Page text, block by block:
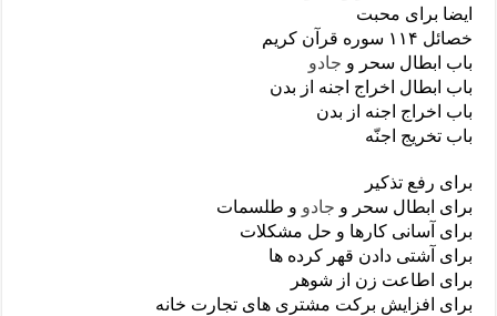
ایضا برای محبت
خصائل ۱۱۴ سوره قرآن کریم
باب ابطال سحر و جادو
باب ابطال اخراج اجنه از بدن
باب اخراج اجنه از بدن
باب تخریج اجنّه
برای رفع تذکیر
برای ابطال سحر و جادو و طلسمات
برای آسانی کارها و حل مشکلات
برای آشتی دادن قهر کرده ها
برای اطاعت زن از شوهر
برای افزایش برکت مشتری های تجارت خانه